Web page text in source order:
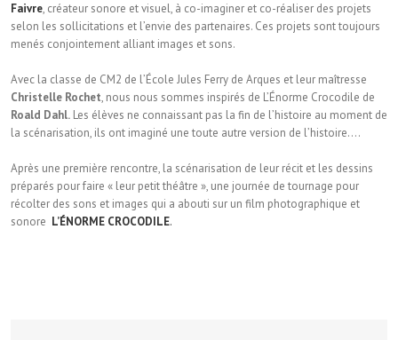
Faivre, créateur sonore et visuel, à co-imaginer et co-réaliser des projets
selon les sollicitations et l’envie des partenaires. Ces projets sont toujours
menés conjointement alliant images et sons.
Avec la classe de CM2 de l’École Jules Ferry de Arques et leur maîtresse
Christelle Rochet, nous nous sommes inspirés de L’Énorme Crocodile de
Roald Dahl. Les élèves ne connaissant pas la fin de l’histoire au moment de
la scénarisation, ils ont imaginé une toute autre version de l’histoire….
Après une première rencontre, la scénarisation de leur récit et les dessins
préparés pour faire « leur petit théâtre », une journée de tournage pour
récolter des sons et images qui a abouti sur un film photographique et
sonore L’ÉNORME CROCODILE.